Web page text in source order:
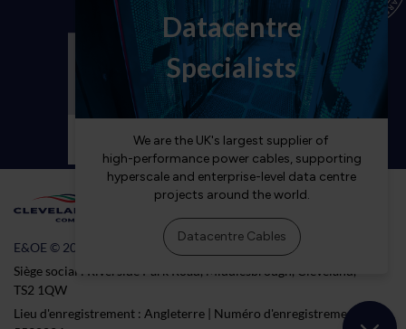
E&OE © 2026 Cleveland Cable Company
Siège social : Riverside Park Road, Middlesbrough, Cleveland,
TS2 1QW
Lieu d'enregistrement : Angleterre | Numéro d'enregistrement :